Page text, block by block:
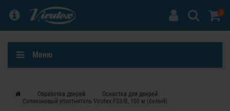
0
Меню
Обработка дверей
Оснастка для дверей
Силиконовый уплотнитель Virutex FS3/B, 100 м (белый)